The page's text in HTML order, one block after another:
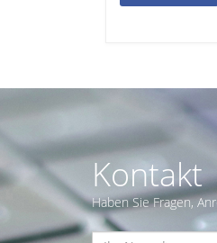
Kontakt
Haben Sie Fragen,